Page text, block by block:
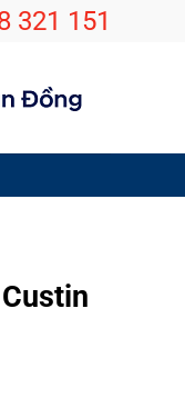
321 151